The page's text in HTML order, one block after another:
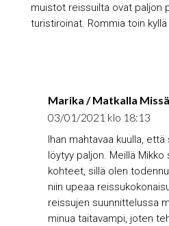
muistot reissuilta ovat paljon
turistiroinat. Rommia toin kyllä
Marika / Matkalla
03/01/2021 klo 18:13
Ihan mahtavaa kuulla,
löytyy paljon. Meillä
kohteet, sillä olen
niin upeaa
reissujen suunnittelussa
minua taitavampi, joten